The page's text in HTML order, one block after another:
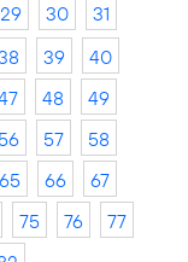
29 30
31
39
40
48
49
56 57
58
65 66
67
75 76
77